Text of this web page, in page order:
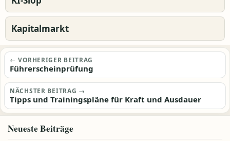
Kapitalmarkt
Beitragsnavigation
← VORHERIGER BEITRAG
Führerscheinprüfung
NÄCHSTER BEITRAG →
Tipps und Trainingspläne für Kraft und Ausdauer
Neueste Beiträge